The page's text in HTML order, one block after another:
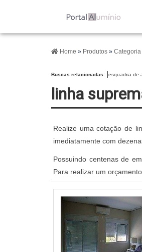
Home » Produtos »
Buscas relacionadas: esquadria de
linha
Realize uma cotação de
imediatamente com
Possuindo centenas de
Para realizar um